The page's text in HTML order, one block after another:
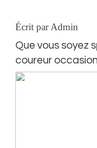
Écrit par Admin
Que vous soyez
coureur